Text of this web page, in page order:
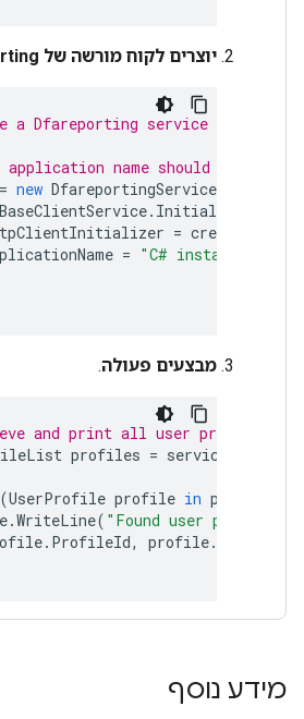
יוצרים לקוח מורשה של Dfareporting.
a Dfareporting service object.
name should be
= new DfareportingService
BaseClientService. Initializer
= credential
= "C# installed app
מבצעים פעולה.
and print all user profiles for
profiles = service
(UserProfile profile in profiles
.WriteLine( "Found user profile
. ProfileId, profile.
מידע נוסף